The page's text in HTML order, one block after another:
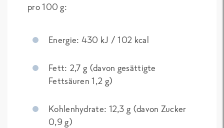
pro 100 g:
Energie: 430 kJ / 102 kcal
Fett: 2,7 g (davon gesättigte
Fettsäuren 1,2 g)
Kohlenhydrate: 12,3 g (davon Zucker
0,9 g)